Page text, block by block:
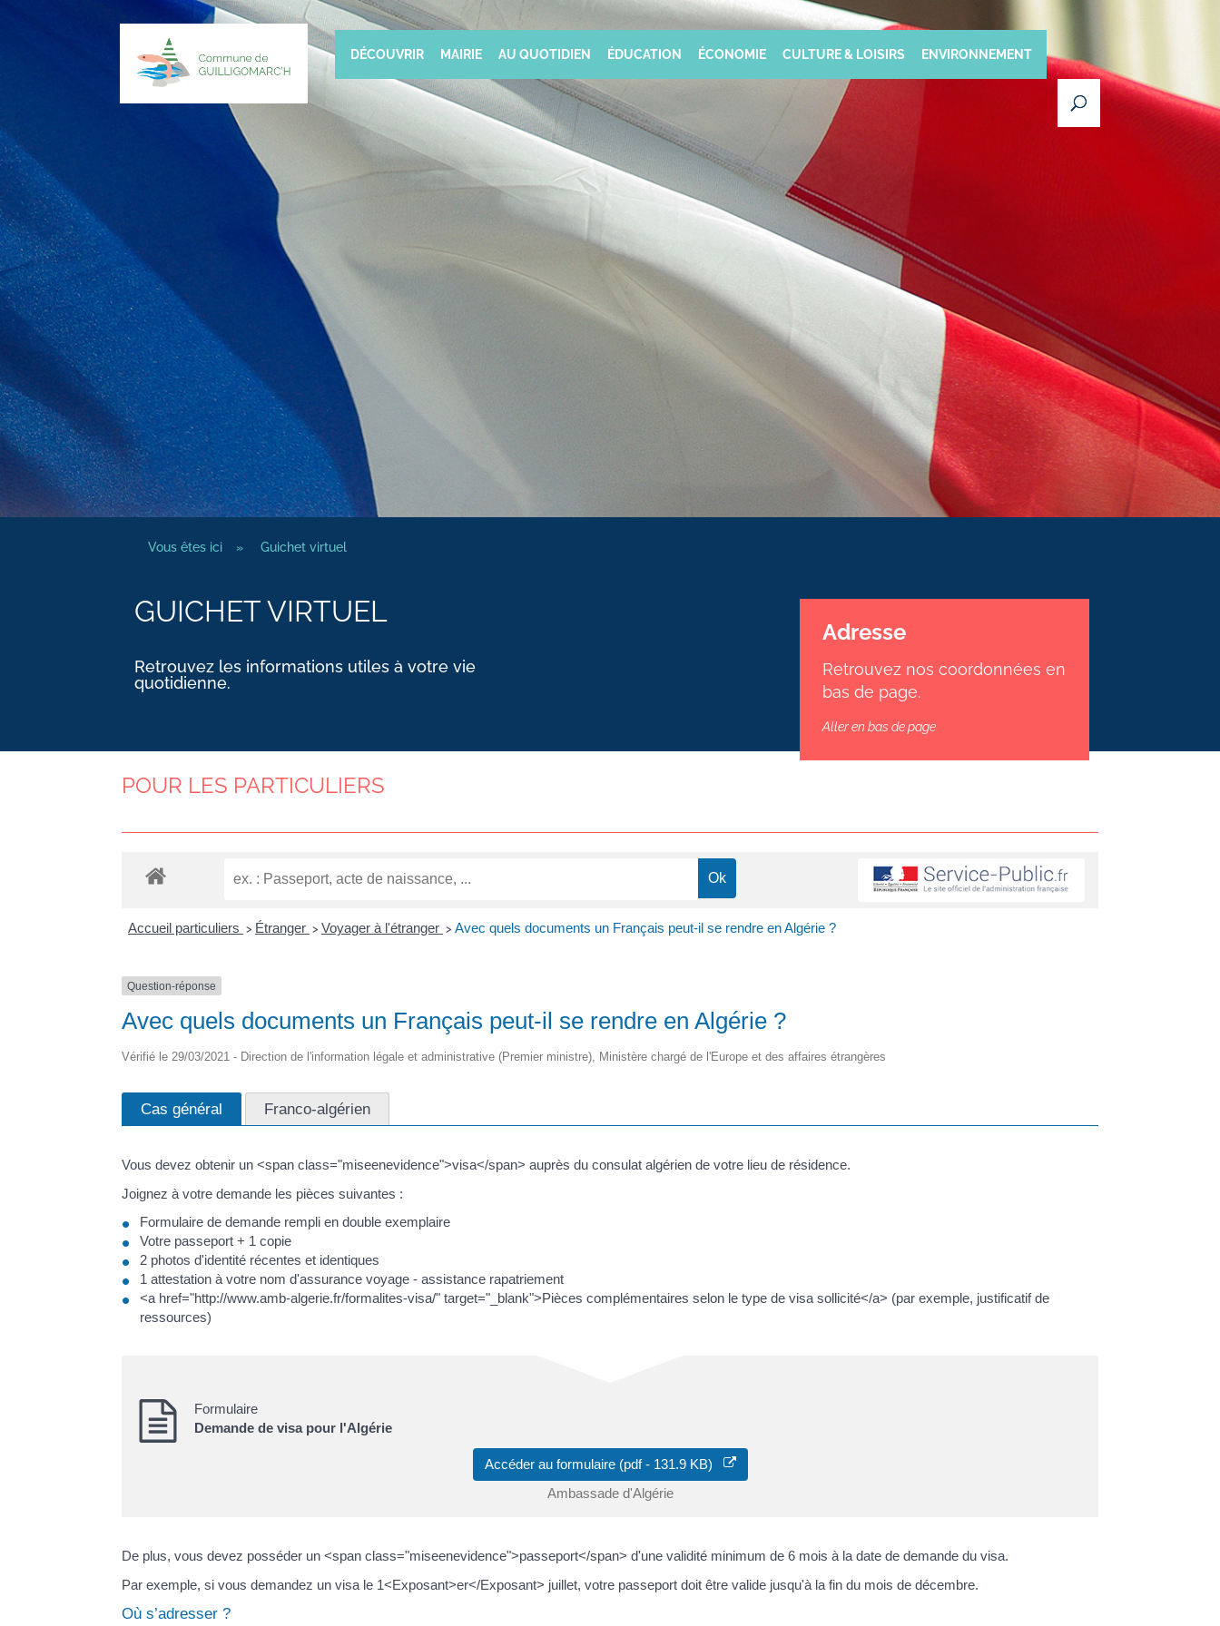
DÉCOUVRIR MAIRIE AU QUOTIDIEN ÉDUCATION ÉCONOMIE CULTURE & LOISIRS ENVIRONNEMENT
Vous êtes ici » Guichet virtuel
GUICHET VIRTUEL
Retrouvez les informations utiles à votre vie
quotidienne.
Adresse
Retrouvez nos coordonnées en
bas de page.
Aller en bas de page
POUR LES PARTICULIERS
Accueil particuliers > Étranger > Voyager à l'étranger > Avec quels documents un Français peut-il se rendre en Algérie ?
Question-réponse
Avec quels documents un Français peut-il se rendre en Algérie ?
Vérifié le 29/03/2021 - Direction de l'information légale et administrative (Premier ministre), Ministère chargé de l'Europe et des affaires étrangères
Cas général Franco-algérien
Vous devez obtenir un <span class="miseenevidence">visa</span> auprès du consulat algérien de votre lieu de résidence.
Joignez à votre demande les pièces suivantes :
Formulaire de demande rempli en double exemplaire
Votre passeport + 1 copie
2 photos d'identité récentes et identiques
1 attestation à votre nom d'assurance voyage - assistance rapatriement
<a href="http://www.amb-algerie.fr/formalites-visa/" target="_blank">Pièces complémentaires selon le type de visa sollicité</a> (par exemple, justificatif de
ressources)
Formulaire
Demande de visa pour l'Algérie
Accéder au formulaire (pdf - 131.9 KB)
Ambassade d'Algérie
De plus, vous devez posséder un <span class="miseenevidence">passeport</span> d'une validité minimum de 6 mois à la date de demande du visa.
Par exemple, si vous demandez un visa le 1<Exposant>er</Exposant> juillet, votre passeport doit être valide jusqu'à la fin du mois de décembre.
Où s’adresser ?